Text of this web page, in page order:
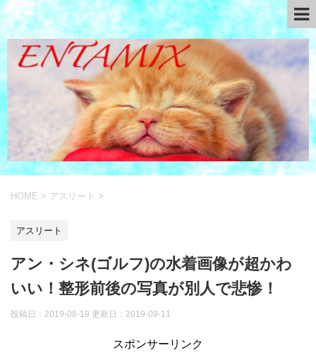
HOME > アスリート >
アスリート
アン・シネ(ゴルフ)の水着画像が超かわ
いい！整形前後の写真が別人で悲惨！
投稿日：2019-08-19 更新日： 2019-09-11
スポンサーリンク